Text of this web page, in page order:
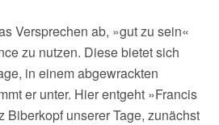
Versprechen ab, »gut zu sein«
zu nutzen. Diese bietet sich
in einem abgewrackten
er unter. Hier entgeht »Francis
Biberkopf unserer Tage, zunächst